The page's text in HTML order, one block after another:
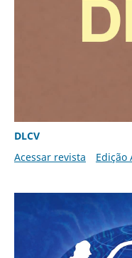
DLCV
Acessar revista
Edição